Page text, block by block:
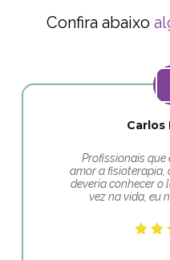
Confira abaixo
Carlos
Profissionais que
amor a fisioterapia,
deveria conhecer o
vez na vida, eu